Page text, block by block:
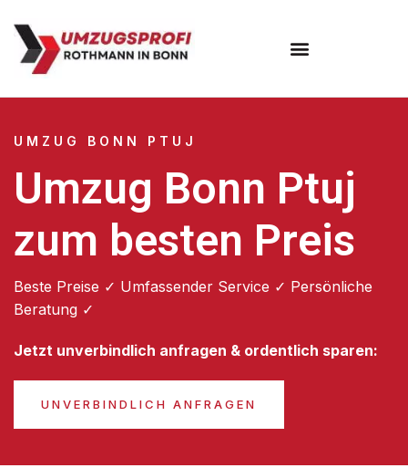
UMZUG BONN PTUJ
Umzug Bonn Ptuj
zum besten Preis
Beste Preise ✓ Umfassender Service ✓ Persönliche
Beratung ✓
Jetzt unverbindlich anfragen & ordentlich sparen:
UNVERBINDLICH ANFRAGEN